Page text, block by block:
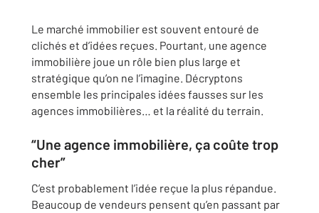
Le marché immobilier est souvent entouré de
clichés et d’idées reçues. Pourtant, une agence
immobilière joue un rôle bien plus large et
stratégique qu’on ne l’imagine. Décryptons
ensemble les principales idées fausses sur les
agences immobilières… et la réalité du terrain.
“Une agence immobilière, ça coûte trop
cher”
C’est probablement l’idée reçue la plus répandue.
Beaucoup de vendeurs pensent qu’en passant par